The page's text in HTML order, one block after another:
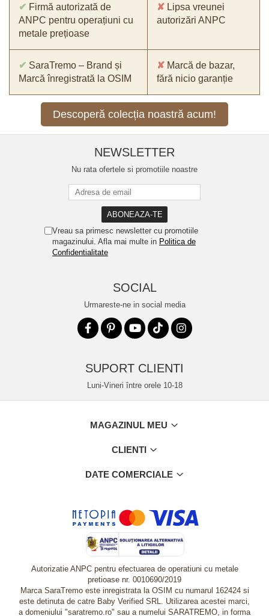
✔ Firmă autorizată de
ANPC pentru operațiuni cu
metale prețioase
✘ Lipsa vreunei
autorizări ANPC
✔ SaraTremo – Brand și
Marcă înregistrată la OSIM
✘ Marcă de bazar,
fără nicio garanție
Descoperă colecția noastră acum!
NEWSLETTER
Nu rata ofertele si promotiile noastre
Vreau sa primesc newsletter cu promotiile
magazinului. Afla mai multe in Politica de
Confidentialitate
SOCIAL
Urmareste-ne in social media
SUPORT CLIENTI
Luni-Vineri între orele 10-18
MAGAZINUL MEU
CLIENTI
DATE COMERCIALE
Autorizatie ANPC pentru efectuarea de operatiuni cu metale
pretioase nr. 0010690/2019
Marca SaraTremo este inregistrata la OSIM cu numarul 162424 si
este detinuta de catre Baby Verified SRL. Utilizarea acestei marci,
a domeniului "saratremo.ro" sau a numelui SARATREMO, in forma